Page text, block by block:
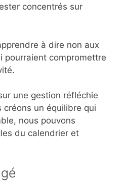
concentrés sur
à dire non aux
pourraient compromettre
une gestion réfléchie
un équilibre qui
nous pouvons
du calendrier et